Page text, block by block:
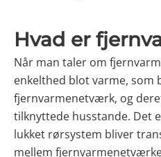
Hvad er
Når man taler om
enkelthed blot varme, som
fjernvarmenetværk, og
tilknyttede husstande. Det
lukket rørsystem bliver
mellem